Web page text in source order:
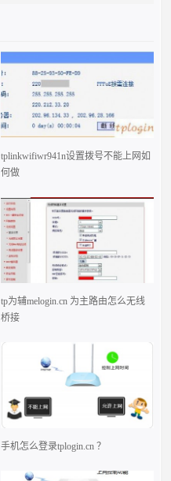
tplinkwifiwr941n设置拨号不能上网如
何做
tp为辅melogin.cn 为主路由怎么无线
桥接
手机怎么登录tplogin.cn ？